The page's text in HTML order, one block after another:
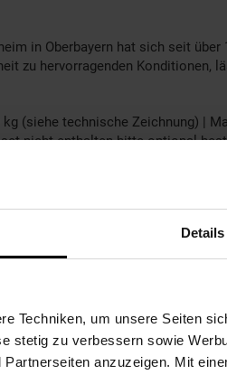
Details
Techniken, um unsere Seiten
stetig zu verbessern sowie
anzuzeigen. Mit
in Oberbayern hat sich seit
zu hervorragenden
(siehe technische Zeichnung) |
nicht enthalten bitte optional
Stripes (wenn benötigt
Hinweis!